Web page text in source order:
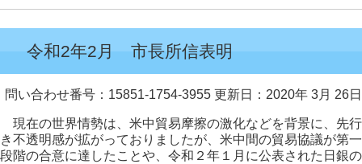
令和2年2月 市長所信表明
問い合わせ番号：15851-1754-3955 更新日：2020年 3月 26日
現在の世界情勢は、米中貿易摩擦の激化などを背景に、先行
き不透明感が拡がっておりましたが、米中間の貿易協議が第一
段階の合意に達したことや、令和２年１月に公表された日銀の